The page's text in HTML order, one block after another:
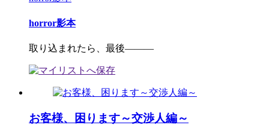
horror影本
取り込まれたら、最後―――
お客様、困ります～交渉人編～